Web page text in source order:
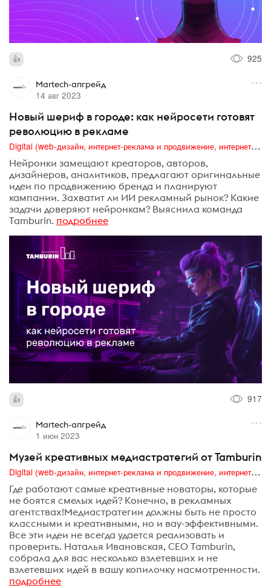
925
Martech-апгрейд
14 авг 2023
Новый шериф в городе: как нейросети готовят
революцию в рекламе
Digital (web-дизайн, интернет-реклама и продвижение, интернет-сообщества и блоги, интернет-коммуникации, мобильный маркетинг, реклама на цифровых экранах)
Нейронки замещают креаторов, авторов,
дизайнеров, аналитиков, предлагают оригинальные
идеи по продвижению бренда и планируют
кампании. Захватит ли ИИ рекламный рынок? Какие
задачи доверяют нейронкам? Выяснила команда
Tamburin. подробнее
917
Martech-апгрейд
1 июн 2023
Музей креативных медиастратегий от Tamburin
Digital (web-дизайн, интернет-реклама и продвижение, интернет-сообщества и блоги, интернет-коммуникации, мобильный маркетинг, реклама на цифровых экранах)
Где работают самые креативные новаторы, которые
не боятся смелых идей? Конечно, в рекламных
агентствах!Медиастратегии должны быть не просто
классными и креативными, но и вау-эффективными.
Все эти идеи не всегда удается реализовать и
проверить. Наталья Ивановская, CEO Tamburin,
собрала для вас несколько взлетевших и не
взлетевших идей в вашу копилочку насмотренности.
подробнее